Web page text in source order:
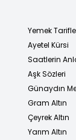
Yemek
Ayetel Kürsi
Saatlerin
Aşk Sözleri
Günaydın
Gram Altın
Çeyrek Altın
Yarım Altın